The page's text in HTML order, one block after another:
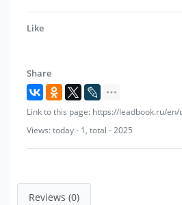
Like
Share
Link to this page: https://leadbook.ru/
Views: today - 1, total - 2025
Reviews (0)